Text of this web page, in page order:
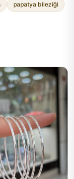
papatya bileziği